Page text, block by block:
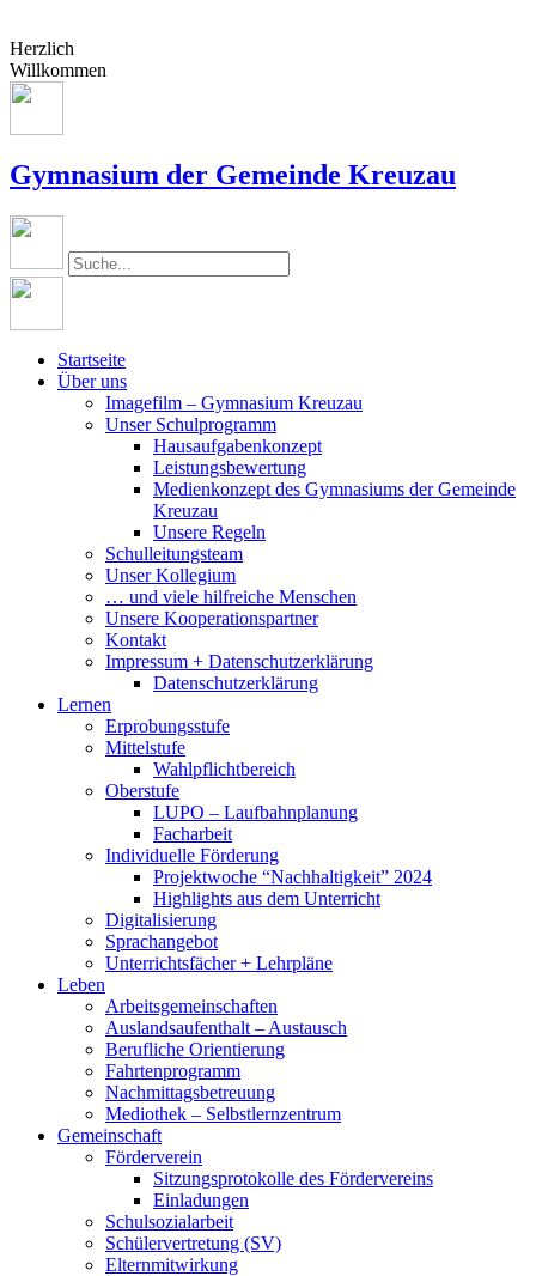
Herzlich
Willkommen
Gymnasium der Gemeinde Kreuzau
Startseite
Über uns
Imagefilm – Gymnasium Kreuzau
Unser Schulprogramm
Hausaufgabenkonzept
Leistungsbewertung
Medienkonzept des Gymnasiums der Gemeinde
Kreuzau
Unsere Regeln
Schulleitungsteam
Unser Kollegium
… und viele hilfreiche Menschen
Unsere Kooperationspartner
Kontakt
Impressum + Datenschutzerklärung
Datenschutzerklärung
Lernen
Erprobungsstufe
Mittelstufe
Wahlpflichtbereich
Oberstufe
LUPO – Laufbahnplanung
Facharbeit
Individuelle Förderung
Projektwoche “Nachhaltigkeit” 2024
Highlights aus dem Unterricht
Digitalisierung
Sprachangebot
Unterrichtsfächer + Lehrpläne
Leben
Arbeitsgemeinschaften
Auslandsaufenthalt – Austausch
Berufliche Orientierung
Fahrtenprogramm
Nachmittagsbetreuung
Mediothek – Selbstlernzentrum
Gemeinschaft
Förderverein
Sitzungsprotokolle des Fördervereins
Einladungen
Schulsozialarbeit
Schülervertretung (SV)
Elternmitwirkung